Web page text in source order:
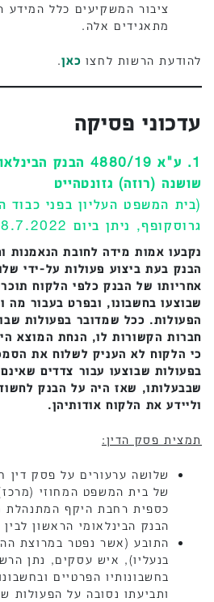
ציבור המשקיעים כלל המידע
מתאגידים אלה.
להודעת הרשות לחצו כאן.
עדכוני פסיקה
1. ע"א 4880/19
שושנה (רוזה) גזונטהייט
(בית המשפט העליון בפני כבוד
גרוסקופף, ניתן ביום 18.7.2022)
נקבעו אמות מידה לחובת הנאמנות
הבנק בעת ביצוע פעולות על-ידי
אחריותו של הבנק כלפי הלקוח
שבוצעו בחשבונו, ובפרט בעבור מה
הפעולות. ככל שמדובר בפעולות
חברות הקשורות לו, הנחת המוצא
כי הלקוח לא העניק לשלוח את
בפעולות שבוצעו עבור צדדים
שבבעלותו, שאז היה על הבנק
וליידע את הלקוח אודותיהן.
תמצית פסק הדין:
שלושה ערעורים על פסק דין
של בית המשפט המחוזי
הבנק הבינלאומי הראשון
התובע (אשר נפטר במרוצת
בנעליו), איש עסקים, נתן
בחשבונותיו הפרטיים
ותביעתו נסובה על הפעולות